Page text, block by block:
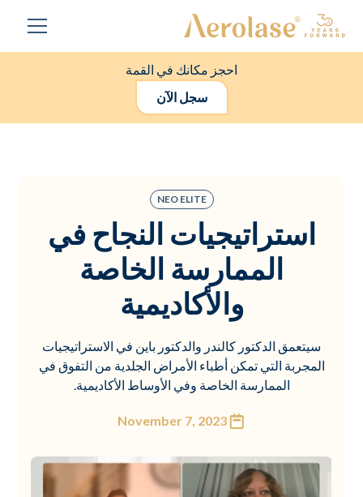
احجز مكانك في القمة
سجل الآن
NEO ELITE
استراتيجيات النجاح في
الممارسة الخاصة
والأكاديمية
سيتعمق الدكتور كالندر والدكتور باين في الاستراتيجيات
المجربة التي تمكن أطباء الأمراض الجلدية من التفوق في
الممارسة الخاصة وفي الأوساط الأكاديمية.
November 7, 2023